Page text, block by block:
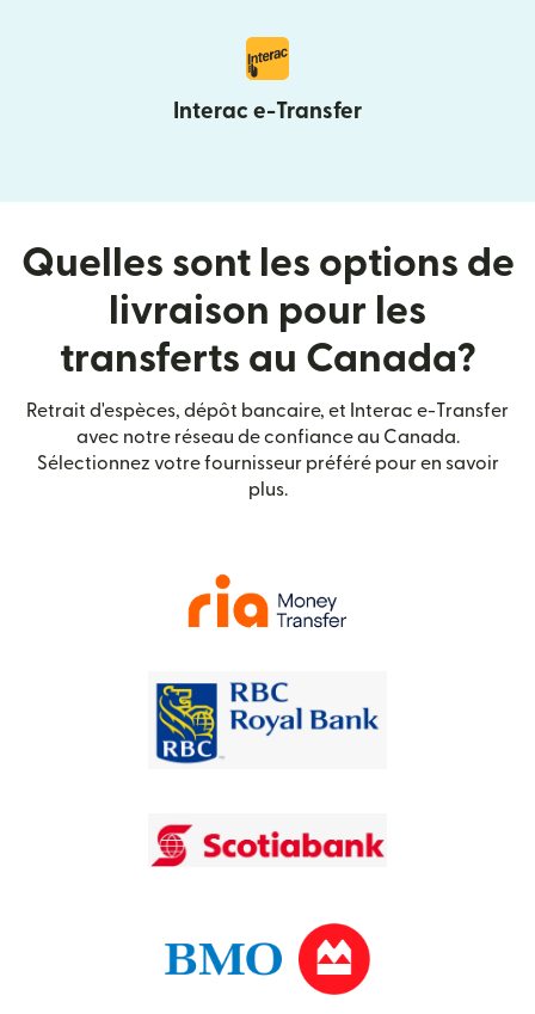
Interac e-Transfer
Quelles sont les options de
livraison pour les
transferts au Canada?
Retrait d'espèces, dépôt bancaire, et Interac e-Transfer
avec notre réseau de confiance au Canada.
Sélectionnez votre fournisseur préféré pour en savoir
plus.